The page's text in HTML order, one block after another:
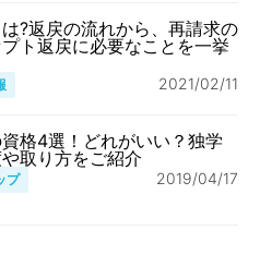
?返戻の流れから、再請求の
ト返戻に必要なことを一挙
2021/02/11
格4選！どれがいい？独学
取り方をご紹介
プ 2019/04/17